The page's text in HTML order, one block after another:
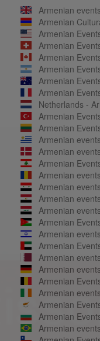
Armenian
Armenian
Armenian
Armenian
Armenian
Armenian
Armenian
Armenian
Netherlands -
Armenian
Armenian
Armenian
Armenian
Armenian
Armenian
Armenian
Armenian
Armenian
Armenian
Armenian
Armenian
Armenian
Armenian
Armenian
Armenian
Armenian
Armenian
Armenian